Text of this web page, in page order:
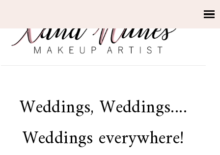
Weddings, Weddings....
Weddings everywhere!